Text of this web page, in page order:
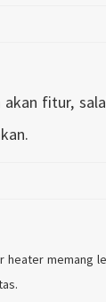
fitur,
memang